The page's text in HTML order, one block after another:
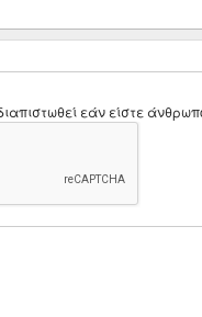
εάν είστε